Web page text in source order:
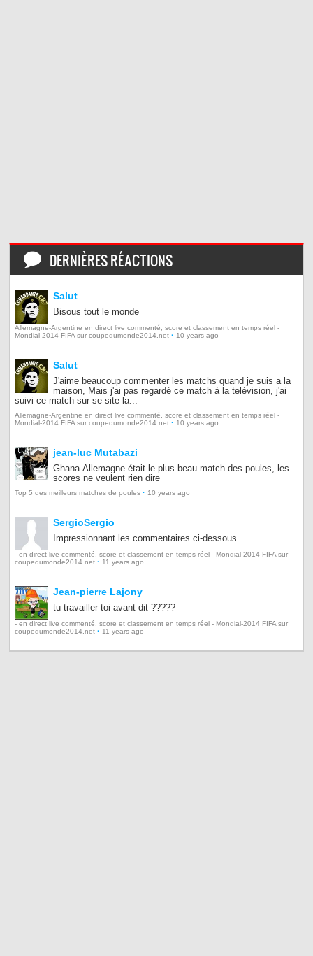
DERNIÈRES RÉACTIONS
Salut
Bisous tout le monde
Allemagne-Argentine en direct live commenté, score et classement en temps réel -
Mondial-2014 FIFA sur coupedumonde2014.net · 10 years ago
Salut
J'aime beaucoup commenter les matchs quand je suis a la
maison, Mais j'ai pas regardé ce match à la telévision, j'ai
suivi ce match sur se site la...
Allemagne-Argentine en direct live commenté, score et classement en temps réel -
Mondial-2014 FIFA sur coupedumonde2014.net · 10 years ago
jean-luc Mutabazi
Ghana-Allemagne était le plus beau match des poules, les
scores ne veulent rien dire
Top 5 des meilleurs matches de poules · 10 years ago
SergioSergio
Impressionnant les commentaires ci-dessous...
- en direct live commenté, score et classement en temps réel - Mondial-2014 FIFA sur
coupedumonde2014.net · 11 years ago
Jean-pierre Lajony
tu travailler toi avant dit ?????
- en direct live commenté, score et classement en temps réel - Mondial-2014 FIFA sur
coupedumonde2014.net · 11 years ago